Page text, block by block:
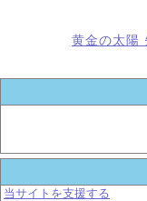
黄金の太陽
当サイトを支援する